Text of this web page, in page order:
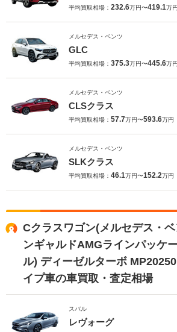
平均買取相場： 232.6万円〜419.1万円
メルセデス・ベンツ
GLC
平均買取相場： 375.3万円〜445.6万円
メルセデス・ベンツ
CLSクラス
平均買取相場： 57.7万円〜593.6万円
メルセデス・ベンツ
SLKクラス
平均買取相場： 46.1万円〜152.2万円
Cクラスワゴン(メルセデス・
ンギャルドAMGラインパッケ
ル) ディーゼルターボ
イプ車の車買取・査定相場
スバル
レヴォーグ